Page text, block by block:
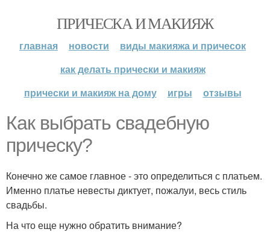
ПРИЧЕСКА И МАКИЯЖ
главная новости
виды макияжа и причесок
как делать прически и макияж
прически и макияж на дому
игры отзывы
Как выбрать свадебную
прическу?
Конечно же самое главное - это определиться с платьем.
Именно платье невесты диктует, пожалуи, весь стиль
свадьбы.
На что еще нужно обратить внимание?